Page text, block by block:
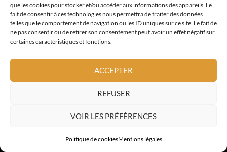
que les cookies pour stocker et/ou accéder aux informations des appareils. Le
fait de consentir à ces technologies nous permettra de traiter des données
telles que le comportement de navigation ou les ID uniques sur ce site. Le fait de
ne pas consentir ou de retirer son consentement peut avoir un effet négatif sur
certaines caractéristiques et fonctions.
ACCEPTER
REFUSER
VOIR LES PRÉFÉRENCES
Politique de cookiesMentions légales
Nous sommes spécialisés dans la couverture, la zinguerie et
l’étanchéité des toits. Issus des Compagnons du Devoir,
correctement réalisé.